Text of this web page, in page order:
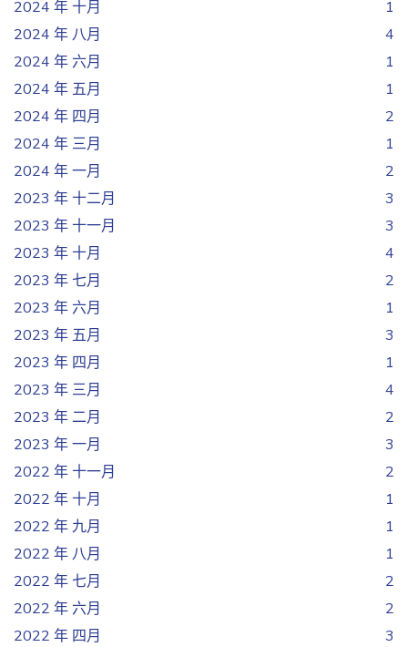
2024 年 十月
1
2024 年 八月
4
2024 年 六月
1
2024 年 五月
1
2024 年 四月
2
2024 年 三月
1
2024 年 一月
2
2023 年 十二月
3
2023 年 十一月
3
2023 年 十月
4
2023 年 七月
2
2023 年 六月
1
2023 年 五月
3
2023 年 四月
1
2023 年 三月
4
2023 年 二月
2
2023 年 一月
3
2022 年 十一月
2
2022 年 十月
1
2022 年 九月
1
2022 年 八月
1
2022 年 七月
2
2022 年 六月
2
2022 年 四月
3